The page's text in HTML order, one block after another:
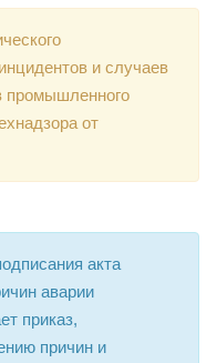
и случаев
промышленного
от
акта
аварии
приказ,
причин и